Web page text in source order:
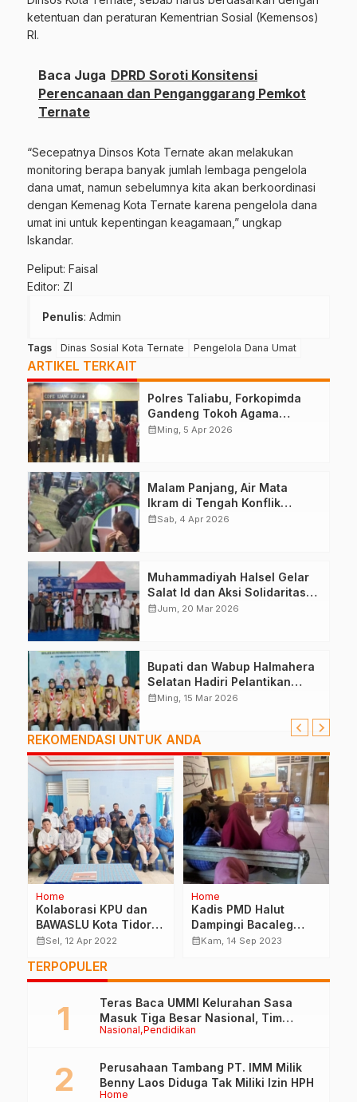
ketentuan dan peraturan Kementrian Sosial (Kemensos)
RI.
Baca Juga DPRD Soroti Konsitensi
Perencanaan dan Penganggarang Pemkot
Ternate
“Secepatnya Dinsos Kota Ternate akan melakukan
monitoring berapa banyak jumlah lembaga pengelola
dana umat, namun sebelumnya kita akan berkoordinasi
dengan Kemenag Kota Ternate karena pengelola dana
umat ini untuk kepentingan keagamaan,” ungkap
Iskandar.
Peliput: Faisal
Editor: ZI
Penulis: Admin
Tags Dinas Sosial Kota Ternate Pengelola Dana Umat
ARTIKEL TERKAIT
Polres Taliabu, Forkopimda
Gandeng Tokoh Agama
Deklarasikan Damai
calendar_monthMing, 5 Apr 2026
Malam Panjang, Air Mata
Ikram di Tengah Konflik
Halteng
calendar_monthSab, 4 Apr 2026
Muhammadiyah Halsel Gelar
Salat Id dan Aksi Solidaritas
Palestina
calendar_monthJum, 20 Mar 2026
Bupati dan Wabup Halmahera
Selatan Hadiri Pelantikan
Mabiran Pramuka se-Kwarcab
calendar_monthMing, 15 Mar 2026
REKOMENDASI UNTUK ANDA
Home
Kolaborasi KPU dan
BAWASLU Kota Tidore
Kepulauan Gelar
2024
calendar_monthSel, 12 Apr 2022
Home
Kadis PMD Halut
Dampingi Bacaleg
Golkar Bagi Bantuan
calendar_monthKam, 14 Sep 2023
TERPOPULER
Nasional Pendidikan
Teras Baca UMMI Kelurahan Sasa
Masuk Tiga Besar Nasional, Tim
Penilai Lakukan Visitasi di Ternate
Home
Perusahaan Tambang PT. IMM Milik
Benny Laos Diduga Tak Miliki Izin HPH